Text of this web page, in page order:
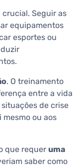
Seguir as
equipamentos
esportes ou
. O treinamento
entre a vida
de crise
ou aos
que requer uma
saber como